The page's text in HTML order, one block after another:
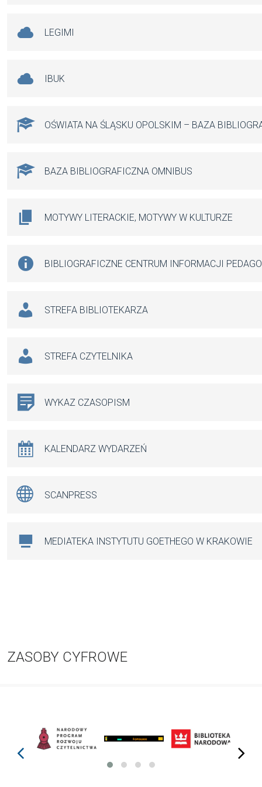
LEGIMI
IBUK
OŚWIATA NA ŚLĄSKU OPOLSKIM – BAZA
BAZA BIBLIOGRAFICZNA OMNIBUS
MOTYWY LITERACKIE, MOTYWY W KULTURZE
BIBLIOGRAFICZNE CENTRUM INFORMACJI
STREFA BIBLIOTEKARZA
STREFA CZYTELNIKA
WYKAZ CZASOPISM
KALENDARZ WYDARZEŃ
SCANPRESS
MEDIATEKA INSTYTUTU GOETHEGO W KRAKOWIE
ZASOBY CYFROWE
prev next